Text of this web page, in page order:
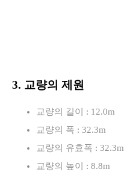
3. 교량의 제원
교량의 길이 : 12.0m
교량의 폭 : 32.3m
교량의 유효폭 : 32.3m
교량의 높이 : 8.8m